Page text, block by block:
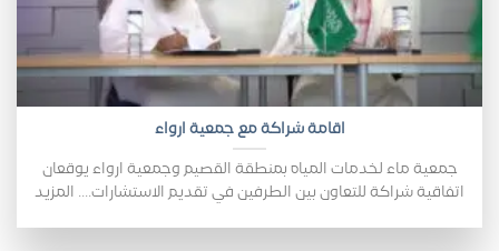
اقامة شراكة مع جمعية ارواء
جمعية ماء لخدمات المياه بمنطقة القصيم وجمعية ارواء يوقعان
اتفاقية شراكة للتعاون بين الطرفين في تقديم الاستشارات.... المزيد